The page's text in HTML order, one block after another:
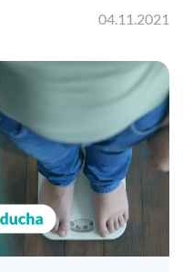
04.11.2021